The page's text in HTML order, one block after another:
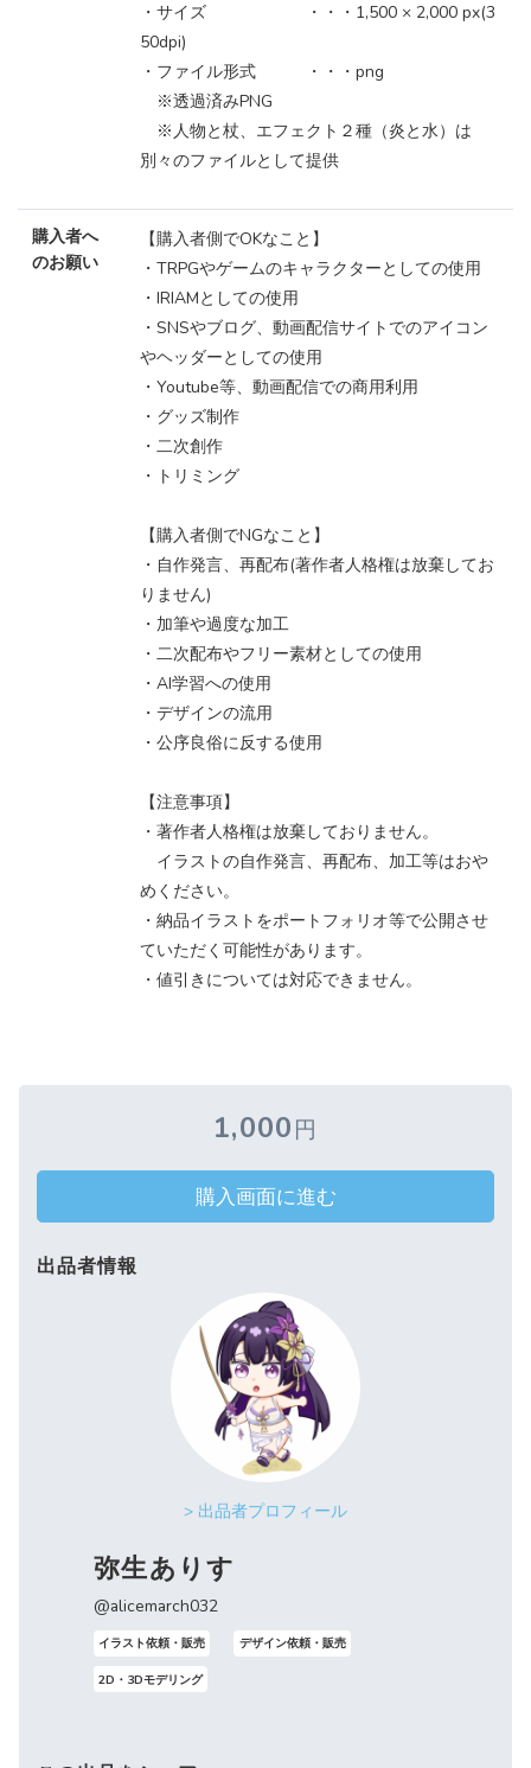
・サイズ ・・・1,500 × 2,000 px(3
50dpi)
・ファイル形式 ・・・png
※透過済みPNG
※人物と杖、エフェクト２種（炎と水）は
別々のファイルとして提供
購入者へ
のお願い
【購入者側でOKなこと】
・TRPGやゲームのキャラクターとしての使用
・IRIAMとしての使用
・SNSやブログ、動画配信サイトでのアイコン
やヘッダーとしての使用
・Youtube等、動画配信での商用利用
・グッズ制作
・二次創作
・トリミング
【購入者側でNGなこと】
・自作発言、再配布(著作者人格権は放棄してお
りません)
・加筆や過度な加工
・二次配布やフリー素材としての使用
・AI学習への使用
・デザインの流用
・公序良俗に反する使用
【注意事項】
・著作者人格権は放棄しておりません。
イラストの自作発言、再配布、加工等はおや
めください。
・納品イラストをポートフォリオ等で公開させ
ていただく可能性があります。
・値引きについては対応できません。
1,000円
購入画面に進む
出品者情報
> 出品者プロフィール
弥生ありす
@alicemarch032
イラスト依頼・販売 デザイン依頼・販売
2D・3Dモデリング